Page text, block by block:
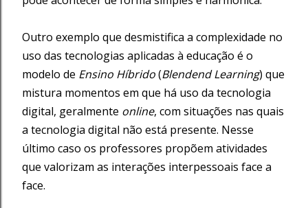
Outro exemplo que desmistifica a complexidade no
uso das tecnologias aplicadas à educação é o
modelo de Ensino Híbrido(Blendend Learning) que
mistura momentos em que há uso da tecnologia
digital, geralmente online, com situações nas quais
a tecnologia digital não está presente. Nesse
último caso os professores propõem atividades
que valorizam as interações interpessoais face a
face.